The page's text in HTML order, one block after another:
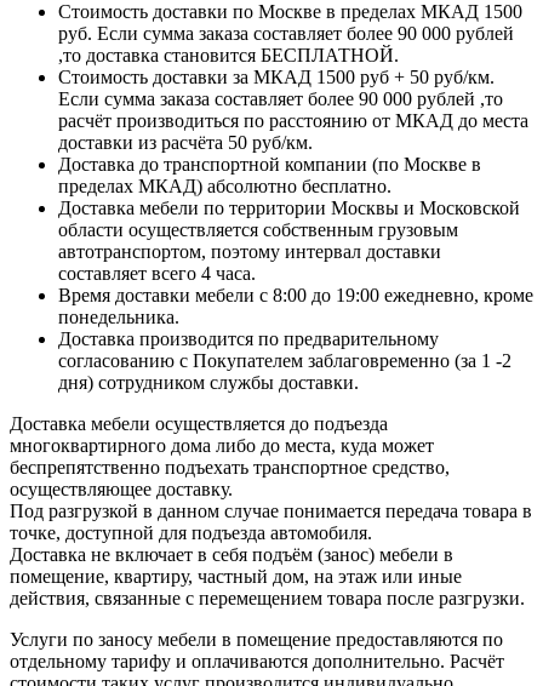
Стоимость доставки по Москве в пределах МКАД 1500
руб. Если сумма заказа составляет более 90 000 рублей
,то доставка становится БЕСПЛАТНОЙ.
Стоимость доставки за МКАД 1500 руб + 50 руб/км.
Если сумма заказа составляет более 90 000 рублей ,то
расчёт производиться по расстоянию от МКАД до места
доставки из расчёта 50 руб/км.
Доставка до транспортной компании (по Москве в
пределах МКАД) абсолютно бесплатно.
Доставка мебели по территории Москвы и Московской
области осуществляется собственным грузовым
автотранспортом, поэтому интервал доставки
составляет всего 4 часа.
Время доставки мебели с 8:00 до 19:00 ежедневно, кроме
понедельника.
Доставка производится по предварительному
согласованию с Покупателем заблаговременно (за 1 -2
дня) сотрудником службы доставки.
Доставка мебели осуществляется до подъезда
многоквартирного дома либо до места, куда может
беспрепятственно подъехать транспортное средство,
осуществляющее доставку.
Под разгрузкой в данном случае понимается передача товара в
точке, доступной для подъезда автомобиля.
Доставка не включает в себя подъём (занос) мебели в
помещение, квартиру, частный дом, на этаж или иные
действия, связанные с перемещением товара после разгрузки.
Услуги по заносу мебели в помещение предоставляются по
отдельному тарифу и оплачиваются дополнительно. Расчёт